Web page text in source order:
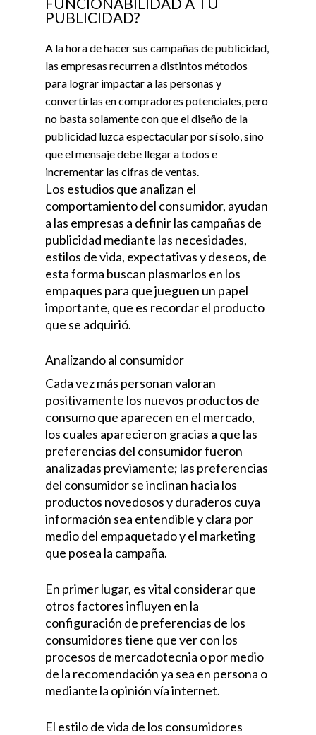
PUBLICIDAD?
A la hora de hacer sus campañas de publicidad,
las empresas recurren a distintos métodos
para lograr impactar a las personas y
convertirlas en compradores potenciales, pero
no basta solamente con que el diseño de la
publicidad luzca espectacular por sí solo, sino
que el mensaje debe llegar a todos e
incrementar las cifras de ventas.
Los estudios que analizan el
comportamiento del consumidor, ayudan
a las empresas a definir las campañas de
publicidad mediante las necesidades,
estilos de vida, expectativas y deseos, de
esta forma buscan plasmarlos en los
empaques para que jueguen un papel
importante, que es recordar el producto
que se adquirió.
Analizando al consumidor
Cada vez más personan valoran
positivamente los nuevos productos de
consumo que aparecen en el mercado,
los cuales aparecieron gracias a que las
preferencias del consumidor fueron
analizadas previamente; las preferencias
del consumidor se inclinan hacia los
productos novedosos y duraderos cuya
información sea entendible y clara por
medio del empaquetado y el marketing
que posea la campaña.
En primer lugar, es vital considerar que
otros factores influyen en la
configuración de preferencias de los
consumidores tiene que ver con los
procesos de mercadotecnia o por medio
de la recomendación ya sea en persona o
mediante la opinión vía internet.
El estilo de vida de los consumidores